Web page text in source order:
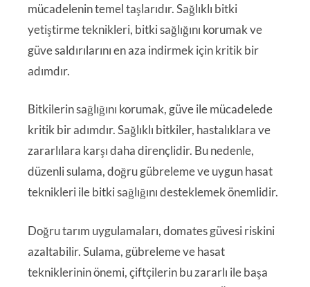
mücadelenin temel taşlarıdır. Sağlıklı bitki
yetiştirme teknikleri, bitki sağlığını korumak ve
güve saldırılarını en aza indirmek için kritik bir
adımdır.
Bitkilerin sağlığını korumak, güve ile mücadelede
kritik bir adımdır. Sağlıklı bitkiler, hastalıklara ve
zararlılara karşı daha dirençlidir. Bu nedenle,
düzenli sulama, doğru gübreleme ve uygun hasat
teknikleri ile bitki sağlığını desteklemek önemlidir.
Doğru tarım uygulamaları, domates güvesi riskini
azaltabilir. Sulama, gübreleme ve hasat
tekniklerinin önemi, çiftçilerin bu zararlı ile başa